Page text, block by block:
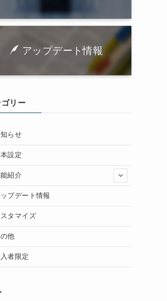
アップデート情報
ゴリー
らせ
設定
紹介
プデート情報
タマイズ
他
者限定